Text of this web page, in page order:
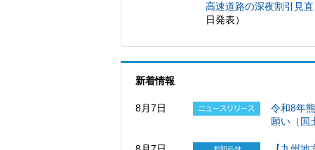
高速道路の深夜割引見
日発表）
新着情報
8月7日
令和8年
願い（国